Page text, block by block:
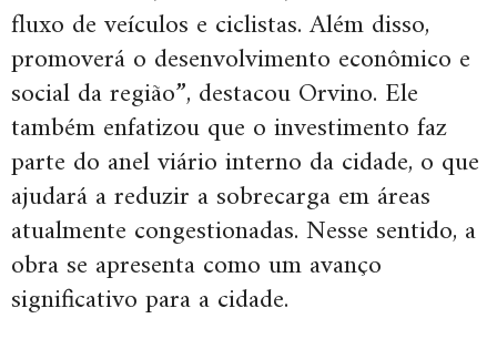
fluxo de veículos e ciclistas. Além disso,
promoverá o desenvolvimento econômico e
social da região”, destacou Orvino. Ele
também enfatizou que o investimento faz
parte do anel viário interno da cidade, o que
ajudará a reduzir a sobrecarga em áreas
atualmente congestionadas. Nesse sentido, a
obra se apresenta como um avanço
significativo para a cidade.